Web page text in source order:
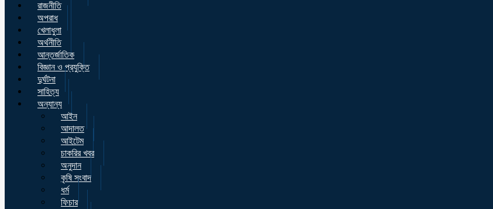
রাজনীতি
অপরাধ
খেলাধুলা
অর্থনীতি
আন্তর্জাতিক
বিজ্ঞান ও প্রযুক্তি
দুর্ঘটনা
সাহিত্য
অন্যান্য
আইন
আদালত
আইটেম
চাকরির খবর
অনুদান
কৃষি সংবাদ
ধর্ম
ফিচার